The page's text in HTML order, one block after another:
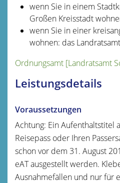
wenn Sie in einem
Großen Kreisstadt
wenn Sie in einer
wohnen: das Landratsamt
Ordnungsamt [Landratsamt
Leistungsdetails
Voraussetzungen
Achtung: Ein Aufenthaltstitel
Reisepass oder Ihren
schon vor dem 31. August
eAT ausgestellt werden.
Ausnahmefällen und nur für